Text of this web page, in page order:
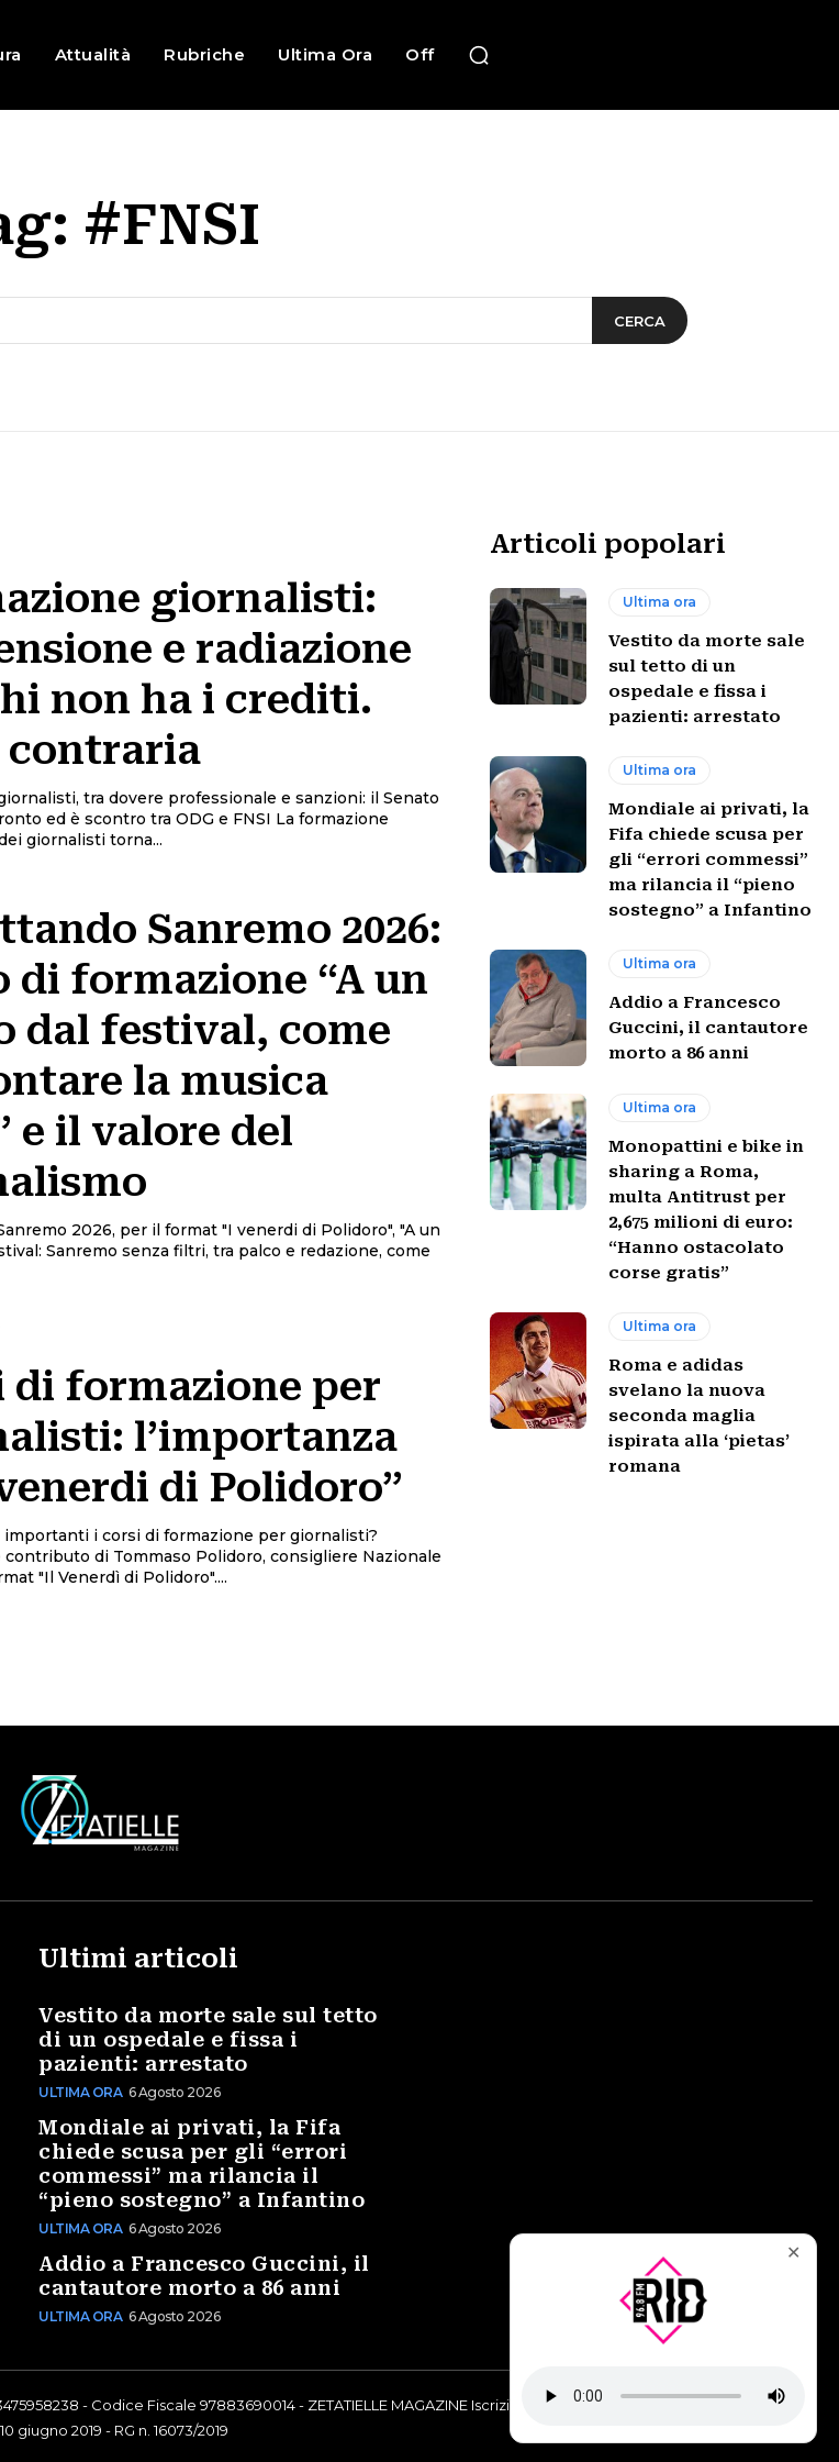
Attualità Rubriche Ultima Ora Off
#FNSI
CERCA
giornalisti:
e radiazione
non ha i crediti.
contraria
tra dovere professionale e sanzioni: il Senato
ed è scontro tra ODG e FNSI La formazione
giornalisti torna...
Sanremo 2026:
di formazione “A un
dal festival, come
la musica
e il valore del
2026, per il format "I venerdi di Polidoro", "A un
Sanremo senza filtri, tra palco e redazione, come
di formazione per
l’importanza
di Polidoro”
importanti i corsi di formazione per giornalisti?
di Tommaso Polidoro, consigliere Nazionale
"Il Venerdì di Polidoro"....
Articoli popolari
Ultima ora
Vestito da morte sale
sul tetto di un
ospedale e fissa i
pazienti: arrestato
Ultima ora
Mondiale ai privati, la
Fifa chiede scusa per
gli “errori commessi”
ma rilancia il “pieno
sostegno” a Infantino
Ultima ora
Addio a Francesco
Guccini, il cantautore
morto a 86 anni
Ultima ora
Monopattini e bike in
sharing a Roma,
multa Antitrust per
2,675 milioni di euro:
“Hanno ostacolato
corse gratis”
Ultima ora
Roma e adidas
svelano la nuova
seconda maglia
ispirata alla ‘pietas’
romana
Ultimi articoli
Vestito da morte sale sul tetto
di un ospedale e fissa i
pazienti: arrestato
ULTIMA ORA 6 Agosto 2026
Mondiale ai privati, la Fifa
chiede scusa per gli “errori
commessi” ma rilancia il
“pieno sostegno” a Infantino
ULTIMA ORA 6 Agosto 2026
Addio a Francesco Guccini, il
cantautore morto a 86 anni
ULTIMA ORA 6 Agosto 2026
- Codice Fiscale 97883690014 - ZETATIELLE MAGAZINE Iscrizione al Tribunale di Torino n° 9748/2019
giugno 2019 - RG n. 16073/2019
✕